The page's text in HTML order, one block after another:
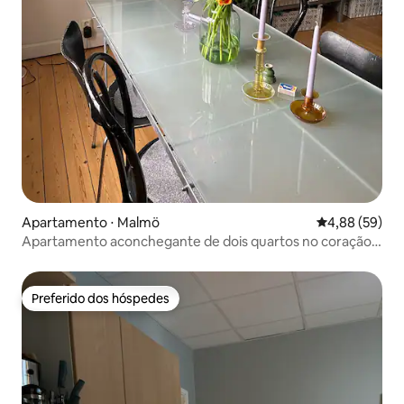
Apartamento ⋅ Malmö 4,88 de uma
4,88 (59)
Apartamento aconchegante de dois quartos no coração
Preferido dos hóspedes
Preferido dos hóspedes